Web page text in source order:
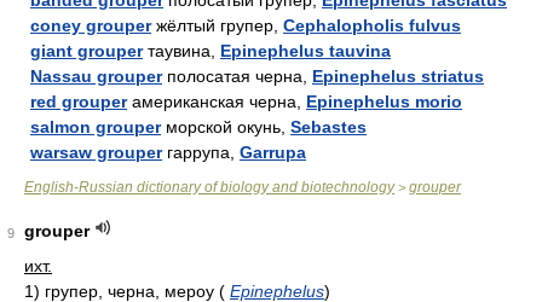
coney grouper жёлтый групер, Cephalopholis fulvus
giant grouper таувина, Epinephelus tauvina
Nassau grouper полосатая черна, Epinephelus striatus
red grouper американская черна, Epinephelus morio
salmon grouper морской окунь, Sebastes
warsaw grouper гаррупа, Garrupa
English-Russian dictionary of biology and biotechnology> grouper
9
grouper
ихт.
1) групер, черна, мероу ( Epinephelus)